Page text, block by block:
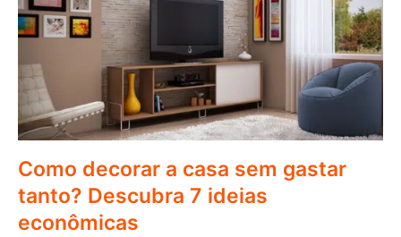
Como decorar a casa sem gastar
tanto? Descubra 7 ideias
econômicas